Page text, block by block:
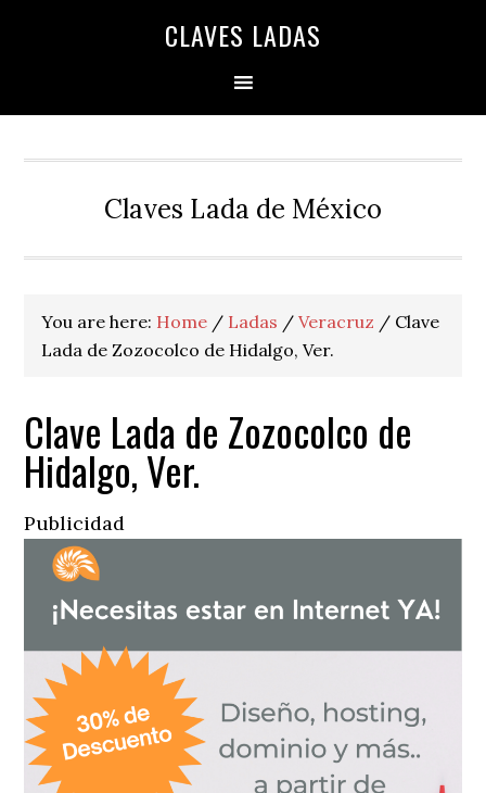
CLAVES LADAS
Claves Lada de México
You are here: Home / Ladas / Veracruz / Clave
Lada de Zozocolco de Hidalgo, Ver.
Clave Lada de Zozocolco de
Hidalgo, Ver.
Publicidad